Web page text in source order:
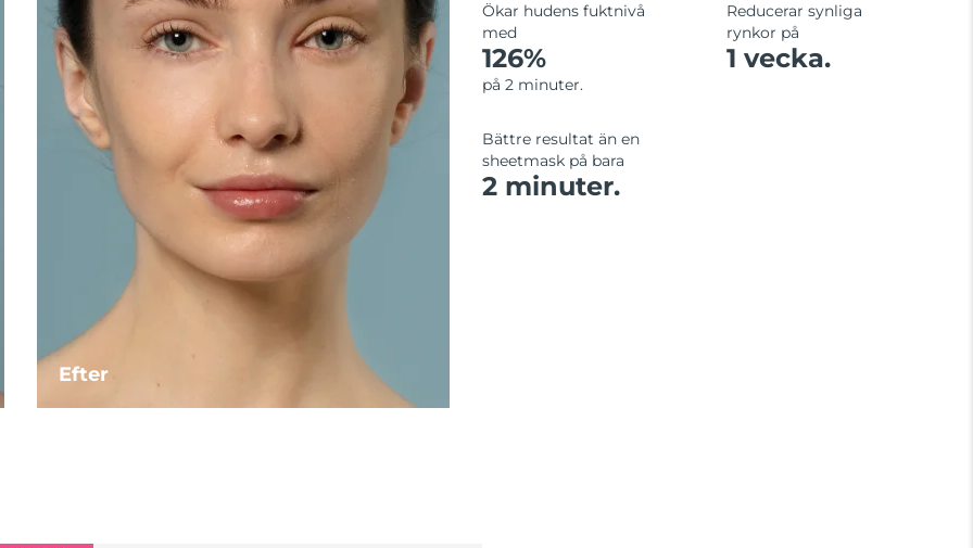
Efter
Ökar hudens fuktnivå
med
126%
på 2 minuter.
Reducerar synliga
rynkor på
1 vecka.
Bättre resultat än en
sheetmask på bara
2 minuter.